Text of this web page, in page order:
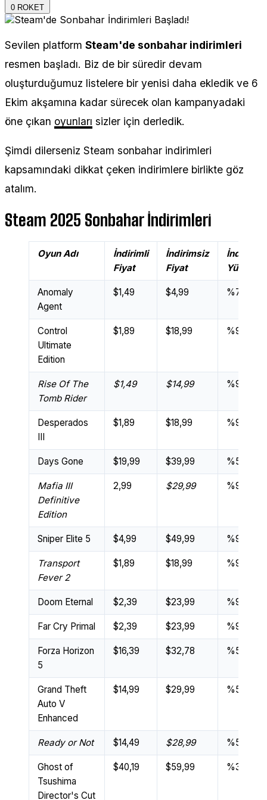
0 ROKET
Sevilen platform Steam'de sonbahar indirimleri
resmen başladı. Biz de bir süredir devam
oluşturduğumuz listelere bir yenisi daha ekledik ve 6
Ekim akşamına kadar sürecek olan kampanyadaki
öne çıkan oyunları sizler için derledik.
Şimdi dilerseniz Steam sonbahar indirimleri
kapsamındaki dikkat çeken indirimlere birlikte göz
atalım.
Steam 2025 Sonbahar İndirimleri
Oyun Adı
İndirimli
Fiyat
İndirimsiz
Fiyat
İndirim
Yüzdesi
Anomaly
Agent
$1,49 $4,99 %70
Control
Ultimate
Edition
$1,89 $18,99 %90
Rise Of The
Tomb Rider
$1,49 $14,99 %90
Desperados
III
$1,89 $18,99 %90
Days Gone $19,99 $39,99 %50
Mafia III
Definitive
Edition
2,99 $29,99 %90
Sniper Elite 5 $4,99 $49,99 %90
Transport
Fever 2
$1,89 $18,99 %90
Doom Eternal $2,39 $23,99 %90
Far Cry Primal $2,39 $23,99 %90
Forza Horizon
5
$16,39 $32,78 %50
Grand Theft
Auto V
Enhanced
$14,99 $29,99 %50
Ready or Not $14,49 $28,99 %50
Ghost of
Tsushima
Director's Cut
$40,19 $59,99 %33